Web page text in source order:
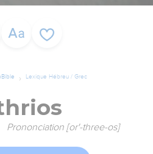
Lexique Hébreu / Grec
Prononciation [or'-three-os]